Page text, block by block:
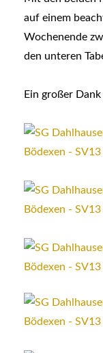
auf einem
Wochenende
den unteren
Ein großer